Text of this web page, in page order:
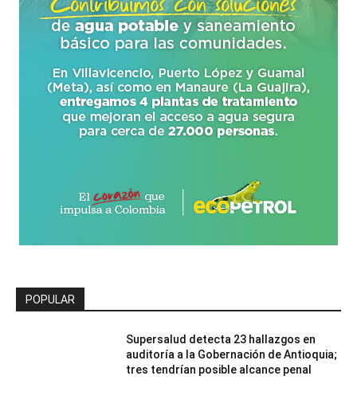
POPULAR
Supersalud detecta 23 hallazgos en
auditoría a la Gobernación de Antioquia;
tres tendrían posible alcance penal